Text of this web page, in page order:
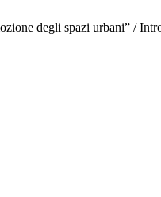
degli spazi urbani” /